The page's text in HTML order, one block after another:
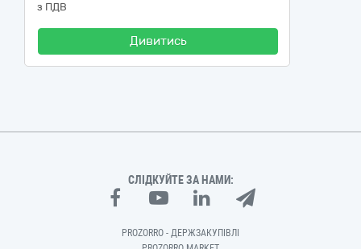
з ПДВ
Дивитись
СЛІДКУЙТЕ ЗА НАМИ:
PROZORRO - ДЕРЖЗАКУПІВЛІ